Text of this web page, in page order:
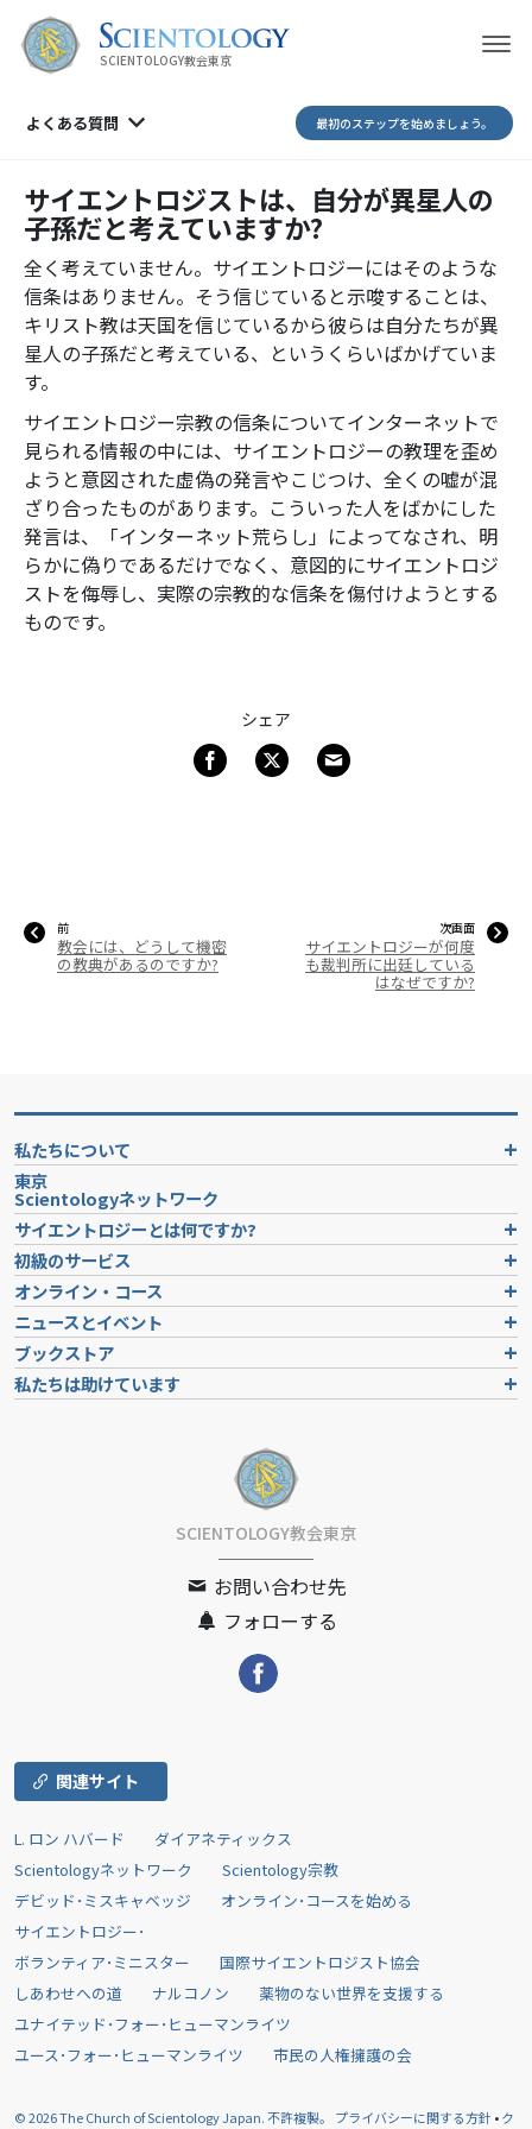
SCIENTOLOGY教会東京
よくある質問 最初のステップを始めましょう。
サイエントロジストは、自分が異星人の
子孫だと考えていますか?
全く考えていません。サイエントロジーにはそのような
信条はありません。そう信じていると示唆することは、
キリスト教は天国を信じているから彼らは自分たちが異
星人の子孫だと考えている、というくらいばかげていま
す。
サイエントロジー宗教の信条についてインターネットで
見られる情報の中には、サイエントロジーの教理を歪め
ようと意図された虚偽の発言やこじつけ、全くの嘘が混
ざり合ったものがあります。こういった人をばかにした
発言は、「インターネット荒らし」によってなされ、明
らかに偽りであるだけでなく、意図的にサイエントロジ
ストを侮辱し、実際の宗教的な信条を傷付けようとする
ものです。
シェア
前
教会には、どうして機密
の教典があるのですか?
次画面
サイエントロジーが何度
も裁判所に出廷している
はなぜですか?
私たちについて
東京
Scientologyネットワーク
サイエントロジーとは何ですか?
初級のサービス
オンライン・コース
ニュースとイベント
ブックストア
私たちは助けています
SCIENTOLOGY教会東京
お問い合わせ先
フォローする
関連サイト
L. ロン ハバード
ダイアネティックス
Scientologyネットワーク
Scientology宗教
デビッド･ミスキャベッジ
オンライン･コースを始める
サイエントロジー･
ボランティア･ミニスター
国際サイエントロジスト協会
しあわせへの道
ナルコノン
薬物のない世界を支援する
ユナイテッド･フォー･ヒューマンライツ
ユース･フォー･ヒューマンライツ
市民の人権擁護の会
© 2026The Church of Scientology Japan.不許複製。 プライバシーに関する方針•ク